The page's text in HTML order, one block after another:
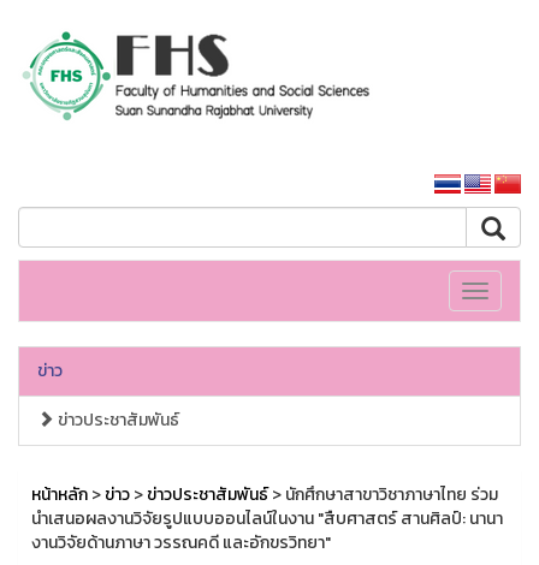
Toggle
ข่าว
ข่าวประชาสัมพันธ์
หน้าหลัก>ข่าว>ข่าวประชาสัมพันธ์> นักศึกษาสาขาวิชาภาษาไทย ร่วม
นำเสนอผลงานวิจัยรูปแบบออนไลน์ในงาน "สืบศาสตร์ สานศิลป์: นานา
งานวิจัยด้านภาษา วรรณคดี และอักขรวิทยา"